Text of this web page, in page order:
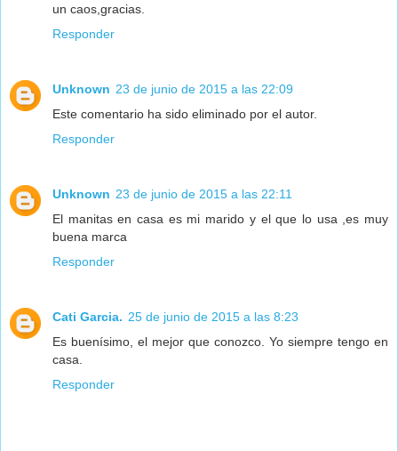
un caos,gracias.
Responder
Unknown 23 de junio de 2015 a las 22:09
Este comentario ha sido eliminado por el autor.
Responder
Unknown 23 de junio de 2015 a las 22:11
El manitas en casa es mi marido y el que lo usa ,es muy
buena marca
Responder
Cati Garcia. 25 de junio de 2015 a las 8:23
Es buenísimo, el mejor que conozco. Yo siempre tengo en
casa.
Responder